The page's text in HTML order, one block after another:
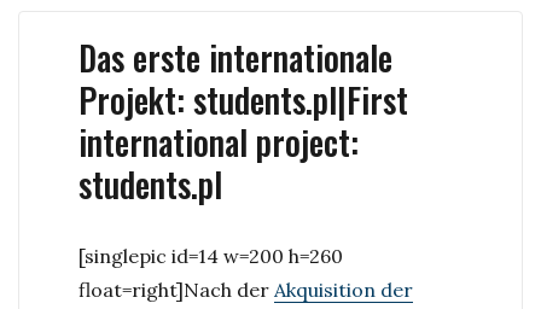
Das erste internationale
Projekt: students.pl|First
international project:
students.pl
[singlepic id=14 w=200 h=260
float=right]Nach der Akquisition der